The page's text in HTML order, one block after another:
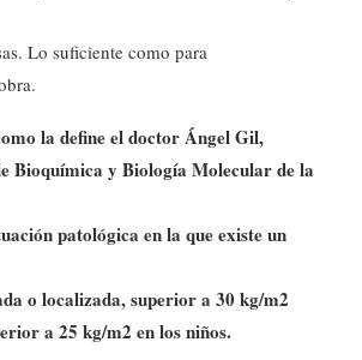
Lo suficiente como para
la define el doctor Ángel Gil,
Bioquímica y Biología Molecular de la
patológica en la que existe un
o localizada, superior a 30 kg/m2
a 25 kg/m2 en los niños.